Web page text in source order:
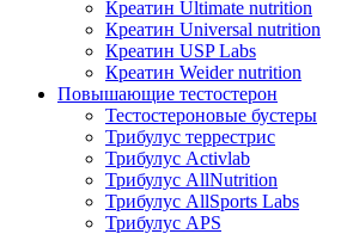
Креатин Ultimate nutrition
Креатин Universal nutrition
Креатин USP Labs
Креатин Weider nutrition
Повышающие тестостерон
Тестостероновые бустеры
Трибулус террестрис
Трибулус Activlab
Трибулус AllNutrition
Трибулус AllSports Labs
Трибулус APS